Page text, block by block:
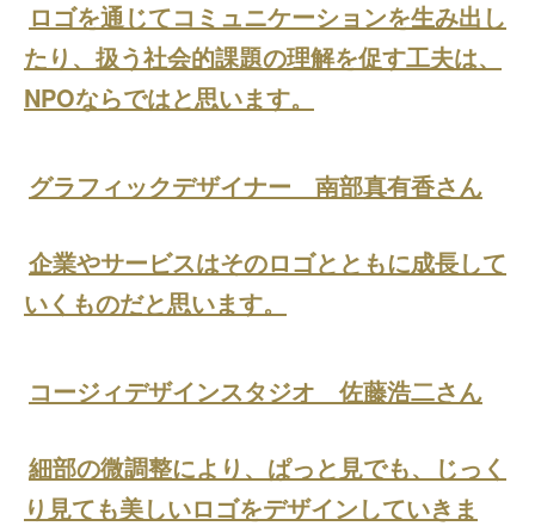
ロゴを通じてコミュニケーションを生み出し
たり、扱う社会的課題の理解を促す工夫は、
NPOならではと思います。
グラフィックデザイナー 南部真有香さん
企業やサービスはそのロゴとともに成長して
いくものだと思います。
コージィデザインスタジオ 佐藤浩二さん
細部の微調整により、ぱっと見でも、じっく
り見ても美しいロゴをデザインしていきま